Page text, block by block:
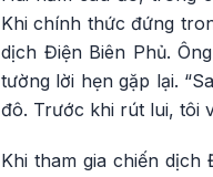
Khi chính thức đứng
dịch Điện Biên Phủ.
tường lời hẹn gặp lại.
đô. Trước khi rút lui, tôi
Khi tham gia chiến